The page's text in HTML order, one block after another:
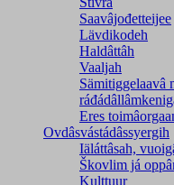
Saavâjođetteijee
Lävdikodeh
Haldâttâh
Vaaljah
Sämitiggelaavâ
Eres
Ovdâsvástádâssyergih
Iäláttâsah,
Škovlim já
Kulttuur